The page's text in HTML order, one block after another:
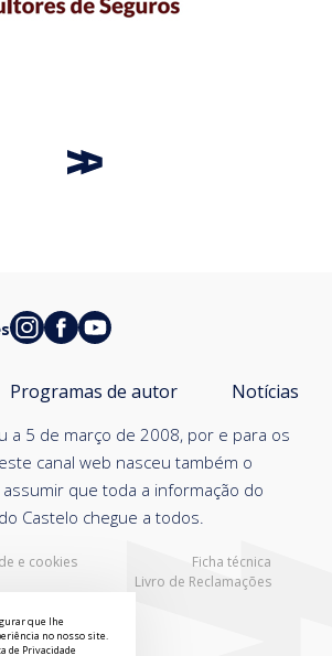
e cookies
Ficha técnica
Livro de Reclamações
a 5 de março de 2008, por e para os
canal web nasceu também o
que toda a informação do
Castelo chegue a todos.
Programas de autor Notícias
que lhe
no nosso site.
de Privacidade